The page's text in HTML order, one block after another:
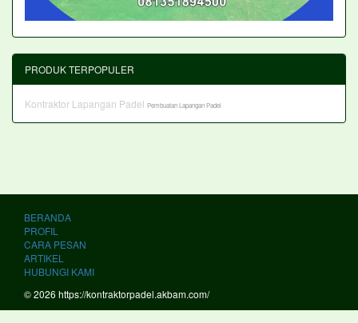
PRODUK TERPOPULER
Kontraktor Lapangan Padel Pembuatan Lapangan Padel
BERANDA
PROFIL
CARA PESAN
ARTIKEL
HUBUNGI KAMI
© 2026 https://kontraktorpadel.akbam.com/